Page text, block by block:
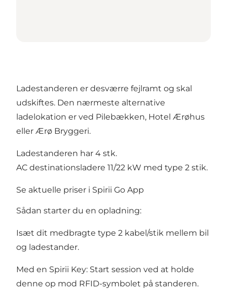
Ladestanderen er desværre fejlramt og skal
udskiftes. Den nærmeste alternative
ladelokation er ved Pilebækken, Hotel Ærøhus
eller Ærø Bryggeri.
Ladestanderen har 4 stk.
AC destinationsladere 11/22 kW med type 2 stik.
Se aktuelle priser i Spirii Go App
Sådan starter du en opladning:
Isæt dit medbragte type 2 kabel/stik mellem bil
og ladestander.
Med en Spirii Key: Start session ved at holde
denne op mod RFID-symbolet på standeren.